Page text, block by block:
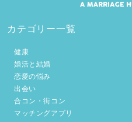
カテゴリー一覧
健康
婚活と結婚
恋愛の悩み
出会い
合コン・街コン
マッチングアプリ